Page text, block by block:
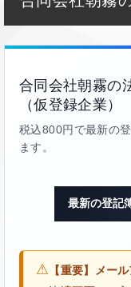
合同会社朝霧の
（仮登録企業）
税込800円で最新の
ます。
最新の登記
⚠ 【重要】メー